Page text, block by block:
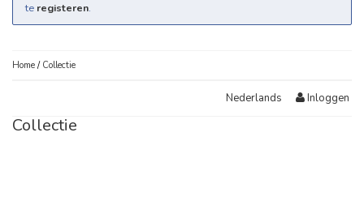
te registeren.
Home / Collectie
Nederlands Inloggen
Collectie